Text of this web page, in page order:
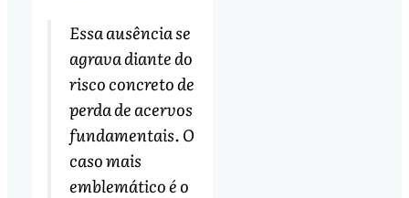
Essa ausência se
agrava diante do
risco concreto de
perda de acervos
fundamentais. O
caso mais
emblemático é o